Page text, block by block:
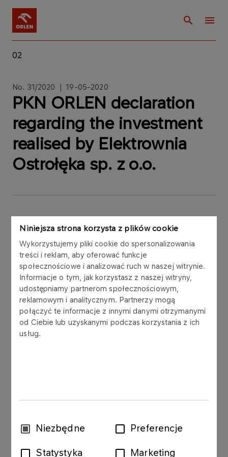
Niniejsza strona korzysta z plików cookie
Wykorzystujemy pliki cookie do spersonalizowania
treści i reklam, aby oferować funkcje
społecznościowe i analizować ruch w naszej witrynie.
Informacje o tym, jak korzystasz z naszej witryny,
udostępniamy partnerom społecznościowym,
reklamowym i analitycznym. Partnerzy mogą
połączyć te informacje z innymi danymi otrzymanymi
od Ciebie lub uzyskanymi podczas korzystania z ich
usług.
WybórNiezbędne Preferencje
Statystyka Marketing
02
No. 31/2020 | 19-05-2020
PKN ORLEN declaration
regarding the investment
realised by Elektrownia
Ostrołęka sp. z o.o.
PKN ORLEN S.A. (“Issuer”) informs that it has
transferred to ENERGA S.A. its statement in
connection with the inquiry addressed to the
Issuer by ENERGA S.A. regarding the will to the
Issuer's direct financial involvement in the
investment regarding the construction of a coal
energy block realised by Elektrownia Ostrołęka
sp. z o.o. with its registered office in Ostrołęka
("Investment").
conducted analyzes justifies the acceptance of
subject of the Investment, as above.